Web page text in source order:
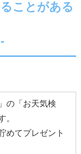
ことがある
の「お天気検
。
めてプレゼント